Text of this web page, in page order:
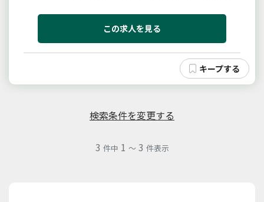
ある方や前向きに行動していただける方なら誰にでも
出来ますのでご安心下さい。※送迎業務できる方歓迎
この求人を見る
検索条件を変更する
3 件中 1 ～ 3 件表示